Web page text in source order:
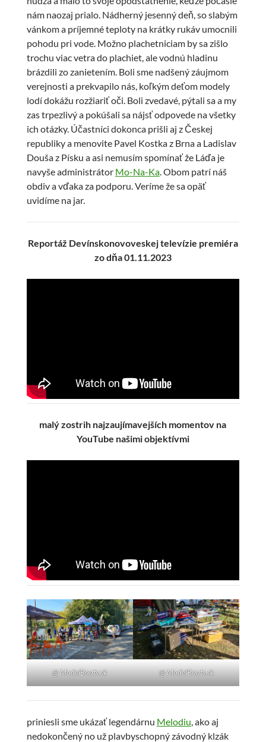
nám naozaj prialo. Nádherný jesenný deň, so slabým
vánkom a príjemné teploty na krátky rukáv umocnili
pohodu pri vode. Možno plachetniciam by sa zišlo
trochu viac vetra do plachiet, ale vodnú hladinu
brázdili zo zanietením. Boli sme nadšený záujmom
verejnosti a prekvapilo nás, koľkým deťom modely
lodí dokážu rozžiariť oči. Boli zvedavé, pýtali sa a my
zas trpezlivý a pokúšali sa nájsť odpovede na všetky
ich otázky. Účastníci dokonca prišli aj z Českej
republiky a menovite Pavel Kostka z Brna a Ladislav
Douša z Písku a asi nemusím spomínať že Láďa je
navyše administrátor Mo-Na-Ka. Obom patrí náš
obdiv a vďaka za podporu. Veríme že sa opäť
uvidíme na jar.
Reportáž Devínskonovoveskej televízie premiéra
zo dňa 01.11.2023
malý zostrih najzaujímavejších momentov na
YouTube našimi objektívmi
@ ModelBoats.sk @ ModelBoats.sk
priniesli sme ukázať legendárnu Melodiu, ako aj
nedokončený no už plavbyschopný závodný klzák